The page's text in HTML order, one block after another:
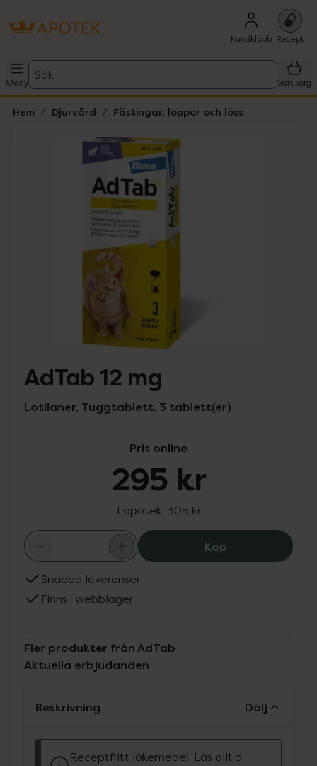
Kundklubb Recept
Meny
Sök
Varukorg
Hem Djurvård Fästingar, loppor och löss
Lista: . Innehåller 1 objekt.
Hoppa över Lista
AdTab 12 mg
Lotilaner, Tuggtablett, 3 tablett(er)
Pris online
295 kr
I apotek: 305 kr
KöpAdTab 12 mg,
Snabba leveranser
Finns i webblager
Fler produkter från AdTab
Aktuella erbjudanden
Beskrivning Dölj
Receptfritt läkemedel. Läs alltid